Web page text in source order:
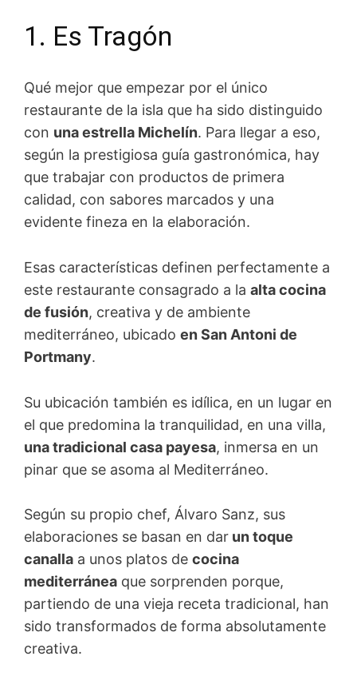
1. Es Tragón
Qué mejor que empezar por el único
restaurante de la isla que ha sido distinguido
con una estrella Michelín. Para llegar a eso,
según la prestigiosa guía gastronómica, hay
que trabajar con productos de primera
calidad, con sabores marcados y una
evidente fineza en la elaboración.
Esas características definen perfectamente a
este restaurante consagrado a la alta cocina
de fusión, creativa y de ambiente
mediterráneo, ubicado en San Antoni de
Portmany.
Su ubicación también es idílica, en un lugar en
el que predomina la tranquilidad, en una villa,
una tradicional casa payesa, inmersa en un
pinar que se asoma al Mediterráneo.
Según su propio chef, Álvaro Sanz, sus
elaboraciones se basan en dar un toque
canalla a unos platos de cocina
mediterránea que sorprenden porque,
partiendo de una vieja receta tradicional, han
sido transformados de forma absolutamente
creativa.